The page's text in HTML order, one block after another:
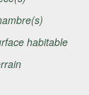
habitable